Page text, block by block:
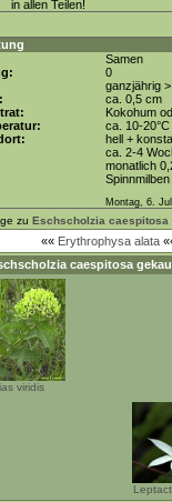
in allen Teilen!
Samen
0
ganzjährig
ca. 0,5 cm
Kokohum
ca. 10-20°C
hell +
ca. 2-4
monatlich
Montag, 6.
zu Eschscholzia caespitosa
«« Erythrophysa alata
caespitosa
viridis